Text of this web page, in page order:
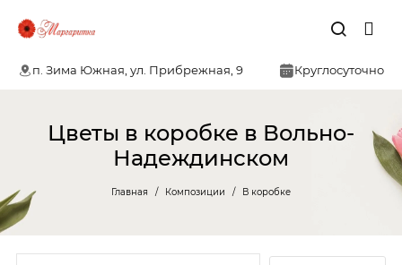
п. Зима Южная, ул. Прибрежная, 9 Круглосуточно
Цветы в коробке в Вольно-
Надеждинском
Главная Композиции В коробке